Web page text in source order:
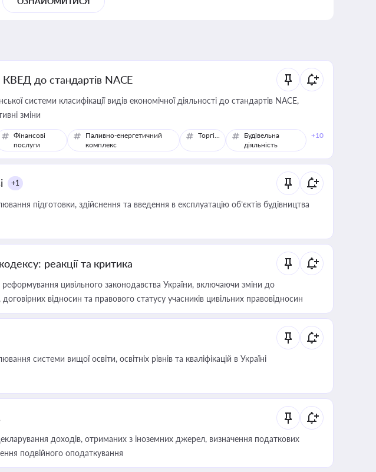
КВЕД до стандартів NACE
системи класифікації видів економічної діяльності до стандартів NACE,
зміни
Фінансові
послуги
Паливно-енергетичний
комплекс
Торгівля
Будівельна
діяльність
+10
+1
підготовки, здійснення та введення в експлуатацію об’єктів будівництва
реакції та критика
цивільного законодавства України, включаючи зміни до
відносин та правового статусу учасників цивільних правовідносин
системи вищої освіти, освітніх рівнів та кваліфікацій в Україні
доходів, отриманих з іноземних джерел, визначення податкових
подвійного оподаткування